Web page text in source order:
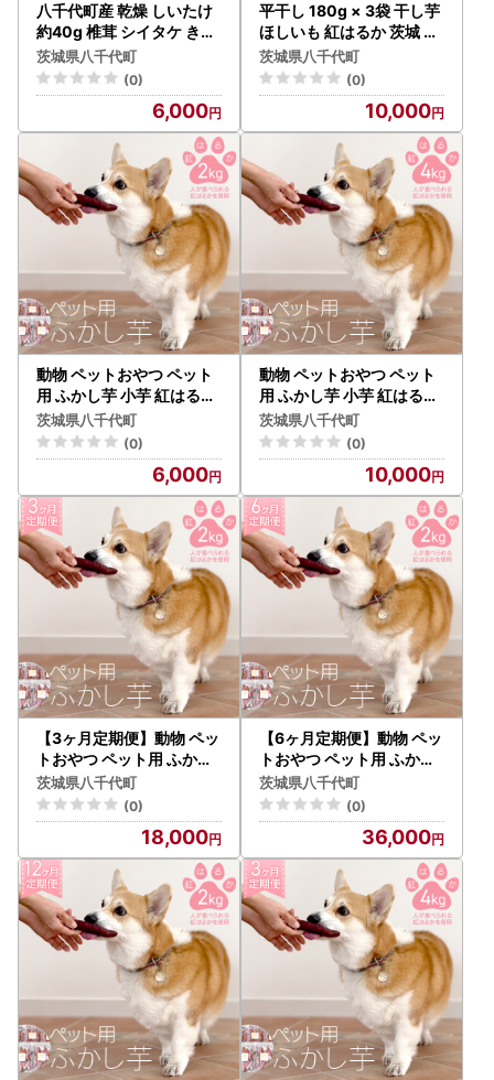
八千代町産 乾燥 しいたけ
約40g 椎茸 シイタケ きの
こ キノコ 乾燥 ふるさと納
税 6000円 茨城県 八千代
町 [CW004ya]
茨城県八千代町
(0)
6,000
平干し 180g × 3袋 干し芋
ほしいも 紅はるか 茨城 芋
おやつ いも イモ ふるさと
納税 [AF146ya]
茨城県八千代町
(0)
10,000
動物 ペットおやつ ペット
用 ふかし芋 小芋 紅はるか
芋 いも おやつ 動物 ペット
フード 犬 猫 間食 ヘルシー
オヤツ 2kg [AU119ya]
茨城県八千代町
(0)
6,000
動物 ペットおやつ ペット
用 ふかし芋 小芋 紅はるか
芋 いも おやつ 動物 ペット
フード 犬 猫 間食 ヘルシー
オヤツ 4kg [AU120ya]
茨城県八千代町
(0)
10,000
【3ヶ月定期便】動物 ペッ
トおやつ ペット用 ふかし
芋 小芋 紅はるか 芋 いも
おやつ 動物 ペットフード
犬 猫 間食 ヘルシー オヤツ
2kg [AU121ya]
茨城県八千代町
(0)
18,000
【6ヶ月定期便】動物 ペッ
トおやつ ペット用 ふかし
芋 小芋 紅はるか 芋 いも
おやつ 動物 ペットフード
犬 猫 間食 ヘルシー オヤツ
2kg [AU122ya]
茨城県八千代町
(0)
36,000